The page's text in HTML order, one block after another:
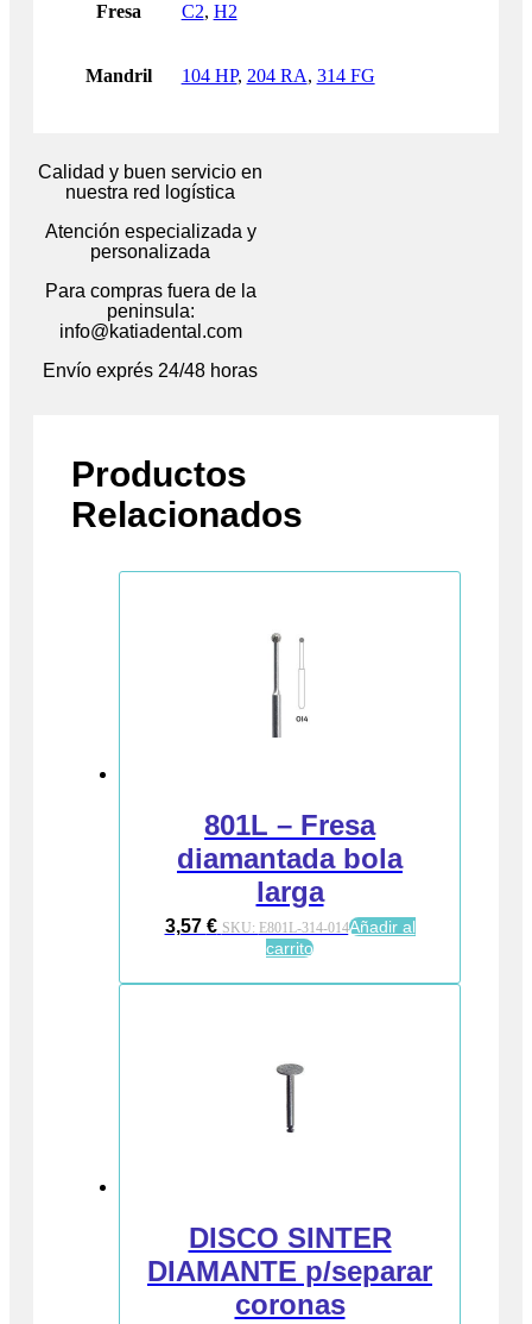
Fresa C2, H2
Mandril 104 HP, 204 RA, 314 FG
Calidad y buen servicio en
nuestra red logística
Atención especializada y
personalizada
Para compras fuera de la
peninsula:
info@katiadental.com
Envío exprés 24/48 horas
Productos
Relacionados
801L – Fresa
diamantada bola
larga
3,57 € SKU: E801L-314-014Añadir al
carrito
DISCO SINTER
DIAMANTE p/separar
coronas